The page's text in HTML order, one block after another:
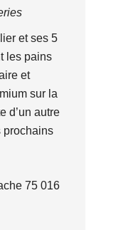
et ses 5
les pains
et
sur la
d’un autre
prochains
75 016